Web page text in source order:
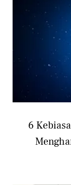
6